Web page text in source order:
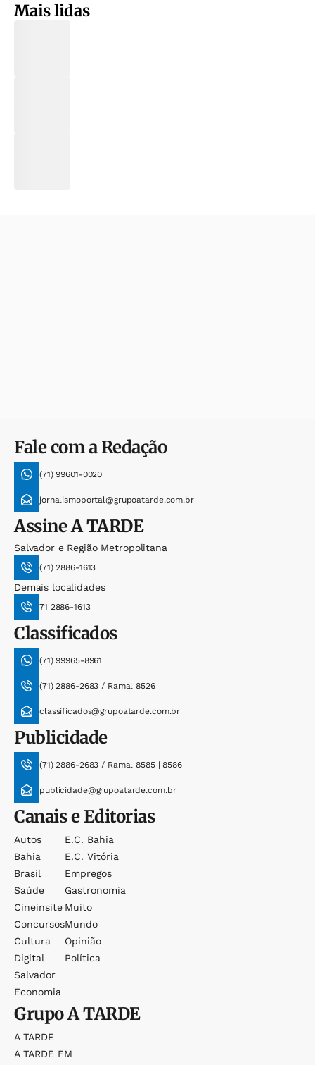
Mais lidas
Fale com a Redação
(71) 99601-0020
jornalismoportal@grupoatarde.com.br
AssineA TARDE
Salvador e Região Metropolitana
(71) 2886-1613
Demais localidades
71 2886-1613
Classificados
(71) 99965-8961
(71) 2886-2683 / Ramal 8526
classificados@grupoatarde.com.br
Publicidade
(71) 2886-2683 / Ramal 8585 | 8586
publicidade@grupoatarde.com.br
Canais e Editorias
Autos
Bahia
Brasil
Saúde
Cineinsite
Concursos
Cultura
Digital
Salvador
Economia
E.c. Bahia
E.c. Vitória
Empregos
Gastronomia
Muito
Mundo
Opinião
Política
GrupoA TARDE
A TARDE
A TARDE FM